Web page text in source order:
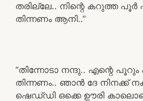
തരില്ലേ.. നിന്റെ കറുത്ത പൂർ
തിന്നണം ആനി..”
“തിന്നോടാ നന്ദു.. എന്റെ പൂറും
തിന്നണം.. ഞാൻ ദേ നിനക്ക്
ഷെഡ്‌ഡി ഒക്കെ ഊരി